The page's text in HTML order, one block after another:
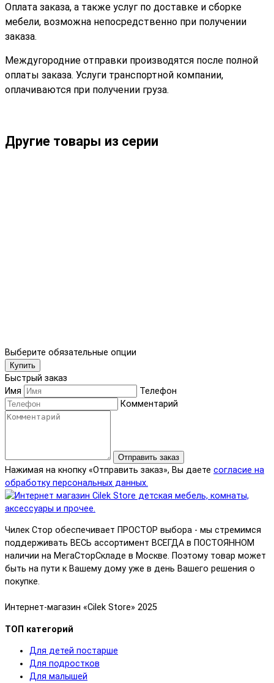
Оплата заказа, а также услуг по доставке и сборке
мебели, возможна непосредственно при получении
заказа.
Междугородние отправки производятся после полной
оплаты заказа. Услуги транспортной компании,
оплачиваются при получении груза.
Другие товары из серии
Выберите обязательные опции
Купить
Быстрый заказ
Имя
Телефон
Комментарий
Отправить заказ
Нажимая на кнопку «Отправить заказ», Вы даете согласие на
обработку персональных данных.
Чилек Стор обеспечивает ПРОСТОР выбора - мы стремимся
поддерживать ВЕСЬ ассортимент ВСЕГДА в ПОСТОЯННОМ
наличии на МегаСторСкладе в Москве. Поэтому товар может
быть на пути к Вашему дому уже в день Вашего решения о
покупке.
Интернет-магазин «Cilek Store» 2025
ТОП категорий
Для детей постарше
Для подростков
Для малышей